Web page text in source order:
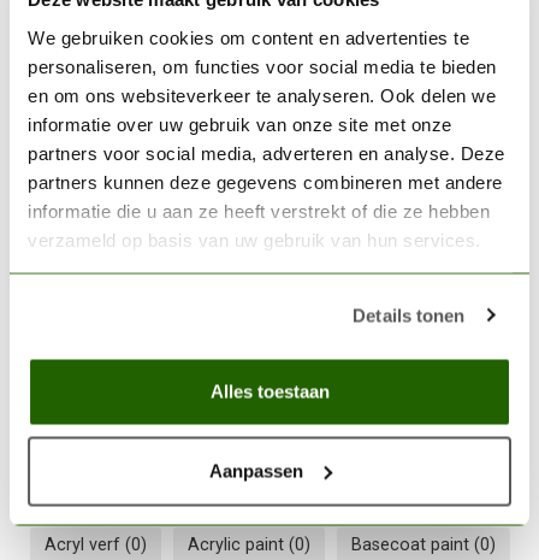
We gebruiken cookies om content en advertenties te
personaliseren, om functies voor social media te bieden
en om ons websiteverkeer te analyseren. Ook delen we
informatie over uw gebruik van onze site met onze
partners voor social media, adverteren en analyse. Deze
partners kunnen deze gegevens combineren met andere
informatie die u aan ze heeft verstrekt of die ze hebben
verzameld op basis van uw gebruik van hun services.
Details tonen
Alles toestaan
Aanpassen
VALLEJO
Vallejo Game Color Moon
Op voorraad
€3,06
VALLEJO
Vallejo Model Color White
-18ml - 70951
Op voorraad
€2,89
White - 18ml - 72101
Op voorraad
Acryl verf (0) Acrylic paint (0) Basecoat paint (0)